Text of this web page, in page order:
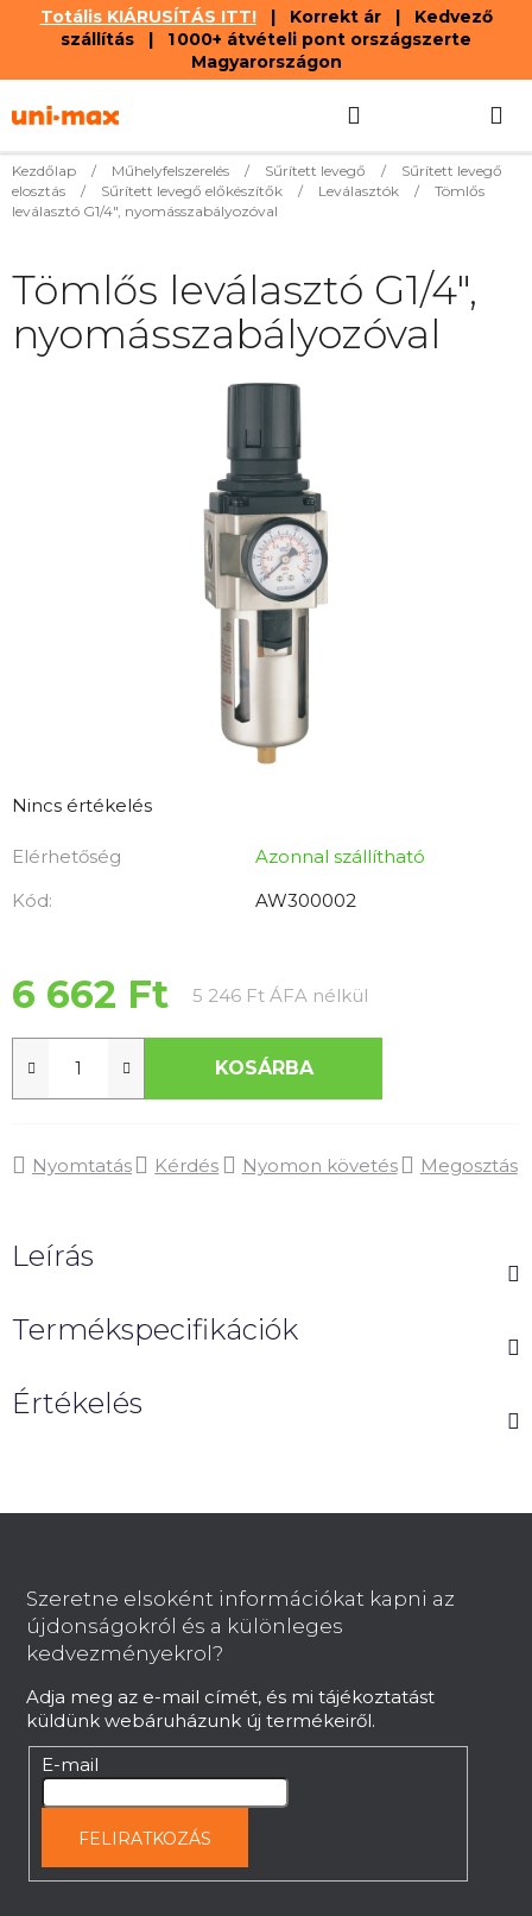
Totális KIÁRUSÍTÁS ITT!| Korrekt ár | Kedvező
szállítás | 1 000+ átvételi pont országszerte
Magyarországon
tartalomhoz
KOSÁR
Kezdőlap / Műhelyfelszerelés / Sűrített levegő /
Sűrített levegő
elosztás
/ Sűrített levegő előkészítők / Leválasztók /
Tömlős
leválasztó G1/4", nyomásszabályozóval
A
átlagos
értékelése
0,0
csillag.
Nincs értékelés
Elérhetőség
Azonnal szállítható
Kód:
AW300002
6 662 Ft 5 246 Ft ÁFA nélkül
KOSÁRBA
Nyomtatás Kérdés Nyomon követés Megosztás
Tömlős leválasztó G1/4",
nyomásszabályozóval
Leírás
Termékspecifikációk
Értékelés
Szeretne elsoként információkat kapni az
újdonságokról és a különleges
kedvezményekrol?
Adja meg az e-mail címét, és mi tájékoztatást
küldünk webáruházunk új termékeiről.
E-mail
FELIRATKOZÁS